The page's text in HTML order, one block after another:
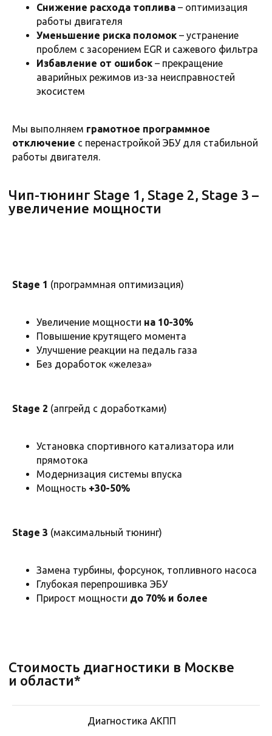
Снижение расхода топлива – оптимизация
работы двигателя
Уменьшение риска поломок – устранение
проблем с засорением EGR и сажевого фильтра
Избавление от ошибок – прекращение
аварийных режимов из-за неисправностей
экосистем
Мы выполняем грамотное программное
отключение с перенастройкой ЭБУ для стабильной
работы двигателя.
Stage 1 (программная оптимизация)
Увеличение мощности на 10-30%
Повышение крутящего момента
Улучшение реакции на педаль газа
Без доработок «железа»
Stage 2 (апгрейд с доработками)
Установка спортивного катализатора или
прямотока
Модернизация системы впуска
Мощность +30-50%
Stage 3 (максимальный тюнинг)
Замена турбины, форсунок, топливного насоса
Глубокая перепрошивка ЭБУ
Прирост мощности до 70% и более
Диагностика АКПП
Наши работы